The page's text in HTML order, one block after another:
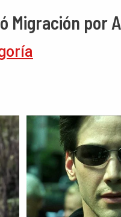
Migración por